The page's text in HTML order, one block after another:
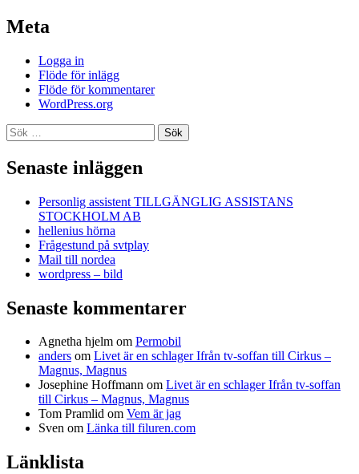
Meta
Logga in
Flöde för inlägg
Flöde för kommentarer
WordPress.org
Sök
efter:
Senaste inläggen
Personlig assistent TILLGÄNGLIG ASSISTANS
STOCKHOLM AB
hellenius hörna
Frågestund på svtplay
Mail till nordea
wordpress – bild
Senaste kommentarer
Agnetha hjelm om Permobil
anders om Livet är en schlager Ifrån tv-soffan till Cirkus –
Magnus, Magnus
Josephine Hoffmann om Livet är en schlager Ifrån tv-soffan
till Cirkus – Magnus, Magnus
Tom Pramlid om Vem är jag
Sven om Länka till filuren.com
Länklista